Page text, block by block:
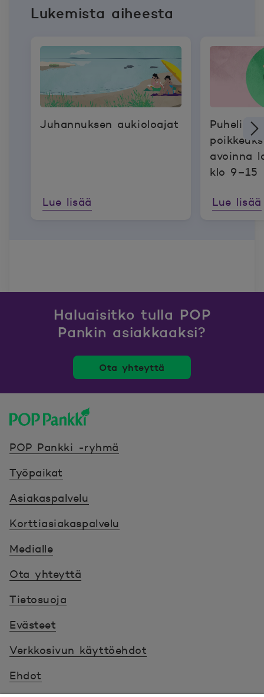
Lukemista aiheesta
Juhannuksen aukioloajat
Lue lisää
avoinna
klo 9–15
Lue lisää
Haluaisitko tulla POP
Pankin asiakkaaksi?
Ota yhteyttä
POP Pankki -ryhmä
Työpaikat
Asiakaspalvelu
Korttiasiakaspalvelu
Medialle
Ota yhteyttä
Tietosuoja
Evästeet
Verkkosivun käyttöehdot
Ehdot